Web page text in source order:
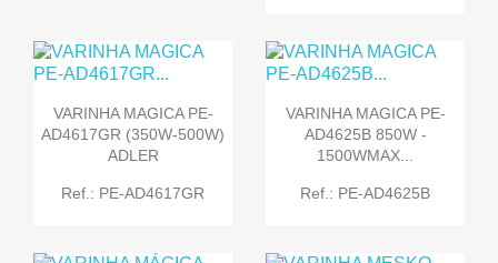
VARINHA MAGICA PE-
AD4617GR (350W-500W)
ADLER
Ref.: PE-AD4617GR
VARINHA MAGICA PE-
AD4625B 850W -
1500WMAX...
Ref.: PE-AD4625B